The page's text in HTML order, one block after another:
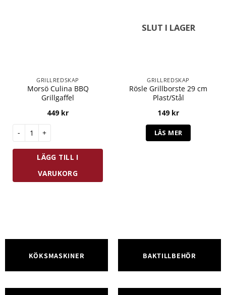
GRILLREDSKAP
Morsö Culina BBQ
Grillgaffel
449 kr
LÄGG TILL I
VARUKORG
SLUT I LAGER
GRILLREDSKAP
Rösle Grillborste 29 cm
Plast/Stål
149 kr
LÄS MER
KÖKSMASKINER BAKTILLBEHÖR